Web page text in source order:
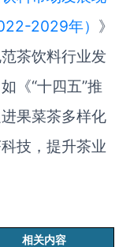
2029年） 》
茶饮料行业发
《“十四五”推
果菜茶多样化
技，提升茶业
相关内容